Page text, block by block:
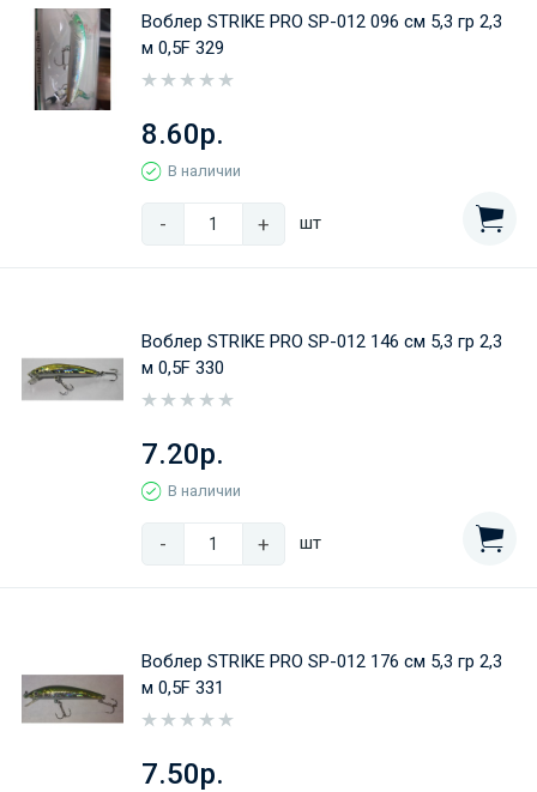
Воблер STRIKE PRO SP-012 096 см 5,3 гр 2,3
м 0,5F 329
8.60р.
В наличии
- + шт
Воблер STRIKE PRO SP-012 146 см 5,3 гр 2,3
м 0,5F 330
7.20р.
В наличии
- + шт
Воблер STRIKE PRO SP-012 176 см 5,3 гр 2,3
м 0,5F 331
7.50р.